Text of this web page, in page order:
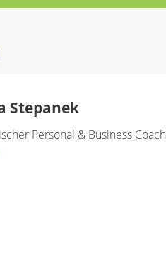
Stepanek
Personal & Business Coach